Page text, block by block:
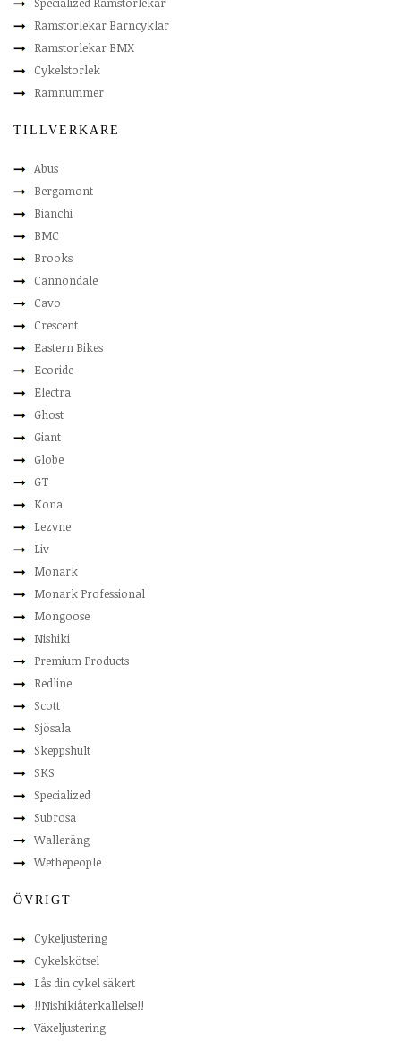
Ramstorlekar Barncyklar
Ramstorlekar BMX
Cykelstorlek
Ramnummer
TILLVERKARE
Abus
Bergamont
Bianchi
BMC
Brooks
Cannondale
Cavo
Crescent
Eastern Bikes
Ecoride
Electra
Ghost
Giant
Globe
GT
Kona
Lezyne
Liv
Monark
Monark Professional
Mongoose
Nishiki
Premium Products
Redline
Scott
Sjösala
Skeppshult
SKS
Specialized
Subrosa
Walleräng
Wethepeople
ÖVRIGT
Cykeljustering
Cykelskötsel
Lås din cykel säkert
!!Nishikiåterkallelse!!
Växeljustering